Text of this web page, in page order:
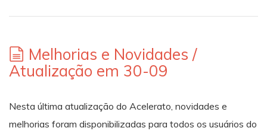
Melhorias e Novidades /
Atualização em 30-09
Nesta última atualização do Acelerato, novidades e
melhorias foram disponibilizadas para todos os usuários do